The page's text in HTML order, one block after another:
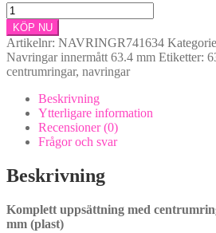
4-
pack
Navringar
74.1-
63.4
mm
(tillverkade
plast)
mängd
KÖP NU
Artikelnr: NAVRINGR741634
Navringar innermått 63.4 mm Etiketter:
centrumringar, navringar
Beskrivning
Ytterligare information
Recensioner (0)
Frågor och svar
Beskrivning
Komplett uppsättning med
mm (plast)